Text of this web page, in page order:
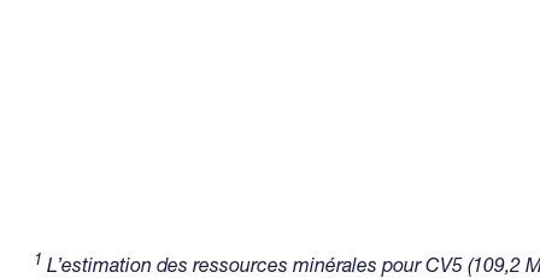
1 L’estimation des ressources minérales pour CV5 (109,2